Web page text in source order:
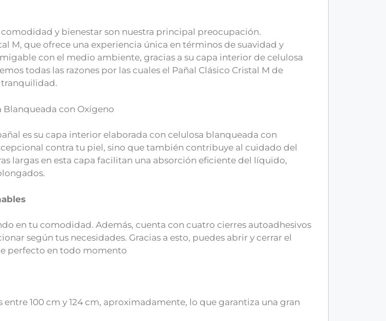
comodidad y bienestar son nuestra principal preocupación.
M, que ofrece una experiencia única en términos de suavidad y
con el medio ambiente, gracias a su capa interior de celulosa
todas las razones por las cuales el Pañal Clásico Cristal M de
tranquilidad.
Blanqueada con Oxígeno
es su capa interior elaborada con celulosa blanqueada con
contra tu piel, sino que también contribuye al cuidado del
largas en esta capa facilitan una absorción eficiente del líquido,
en tu comodidad. Además, cuenta con cuatro cierres autoadhesivos
según tus necesidades. Gracias a esto, puedes abrir y cerrar el
perfecto en todo momento
entre 100 cm y 124 cm, aproximadamente, lo que garantiza una gran